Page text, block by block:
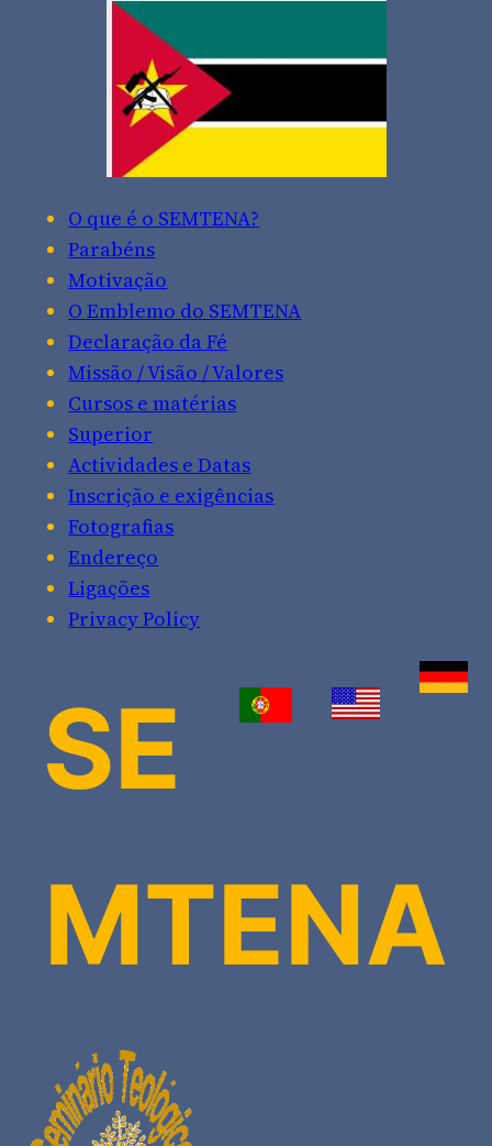
O que é o SEMTENA?
Parabéns
Motivação
O Emblemo do SEMTENA
Declaração da Fé
Missão / Visão / Valores
Cursos e matérias
Superior
Actividades e Datas
Inscrição e exigências
Fotografias
Endereço
Ligações
Privacy Policy
SE
MTENA